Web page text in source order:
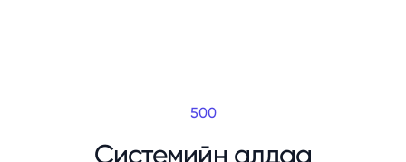
500
Системийн алдаа